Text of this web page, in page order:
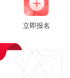
立即报名